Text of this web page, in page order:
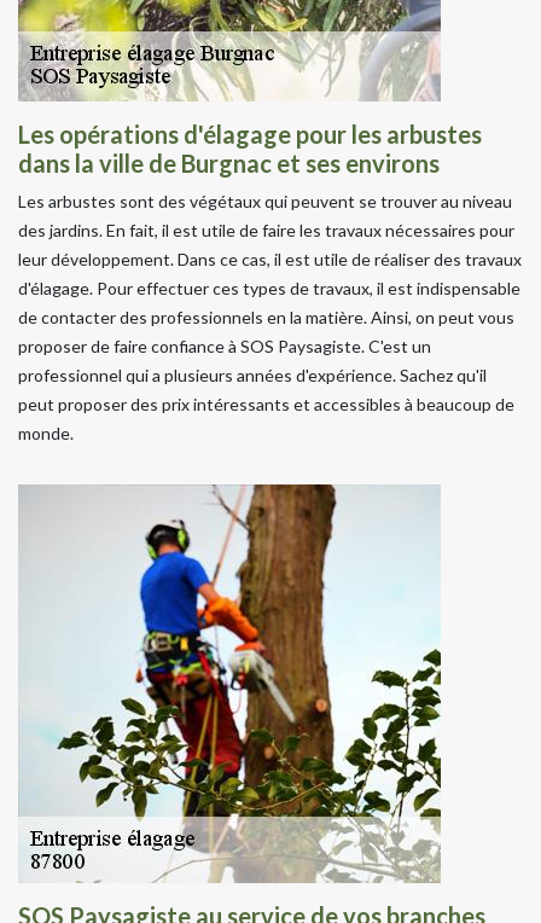
Les opérations d'élagage pour les arbustes
dans la ville de Burgnac et ses environs
Les arbustes sont des végétaux qui peuvent se trouver au niveau
des jardins. En fait, il est utile de faire les travaux nécessaires pour
leur développement. Dans ce cas, il est utile de réaliser des travaux
d'élagage. Pour effectuer ces types de travaux, il est indispensable
de contacter des professionnels en la matière. Ainsi, on peut vous
proposer de faire confiance à SOS Paysagiste. C'est un
professionnel qui a plusieurs années d'expérience. Sachez qu'il
peut proposer des prix intéressants et accessibles à beaucoup de
monde.
SOS Paysagiste au service de vos branches